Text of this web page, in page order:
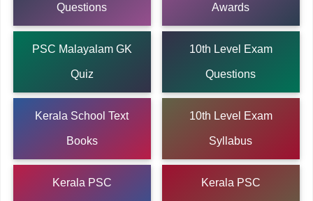
Questions Awards
PSC Malayalam GK
Quiz
10th Level Exam
Questions
Kerala School Text
Books
10th Level Exam
Syllabus
Kerala PSC Kerala PSC